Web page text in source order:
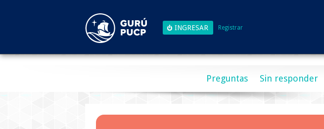
Registrar
Preguntas Sin responder